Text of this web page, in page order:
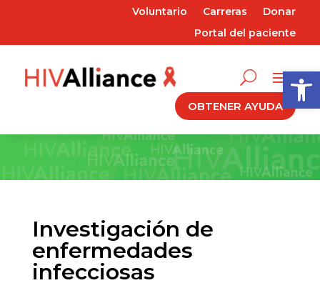
Abrir
Voluntario Carreras
Donar
Portal del paciente
OBTENER AYUDA
Investigación de
enfermedades
infecciosas